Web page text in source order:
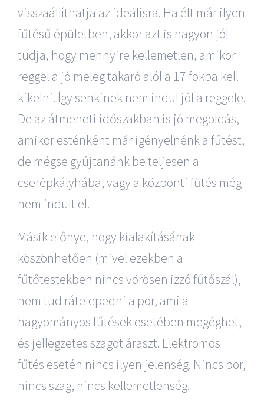
visszaállíthatja az ideálisra. Ha élt már ilyen
fűtésű épületben, akkor azt is nagyon jól
tudja, hogy mennyire kellemetlen, amikor
reggel a jó meleg takaró alól a 17 fokba kell
kikelni. Így senkinek nem indul jól a reggele.
De az átmeneti időszakban is jó megoldás,
amikor esténként már igényelnénk a fűtést,
de mégse gyújtanánk be teljesen a
cserépkályhába, vagy a központi fűtés még
nem indult el.
Másik előnye, hogy kialakításának
köszönhetően (mivel ezekben a
fűtőtestekben nincs vörösen izzó fűtőszál),
nem tud rátelepedni a por, ami a
hagyományos fűtések esetében megéghet,
és jellegzetes szagot áraszt. Elektromos
fűtés esetén nincs ilyen jelenség. Nincs por,
nincs szag, nincs kellemetlenség.